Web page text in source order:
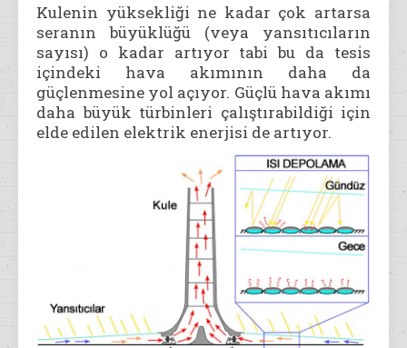
Kulenin yüksekliği ne kadar çok artarsa
seranın büyüklüğü (veya yansıtıcıların
sayısı) o kadar artıyor tabi bu da tesis
içindeki hava akımının daha da
güçlenmesine yol açıyor. Güçlü hava akımı
daha büyük türbinleri çalıştırabildiği için
elde edilen elektrik enerjisi de artıyor.